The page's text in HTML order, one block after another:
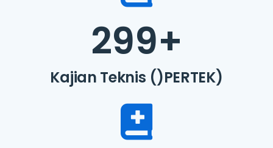
299+
Kajian Teknis ()PERTEK)